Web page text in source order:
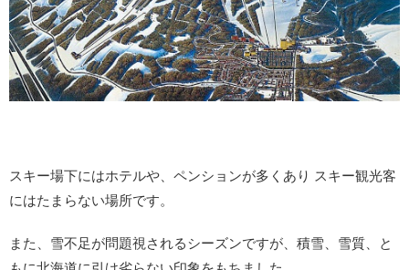
スキー場下にはホテルや、ペンションが多くあり スキー観光客
にはたまらない場所です。
また、雪不足が問題視されるシーズンですが、積雪、雪質、と